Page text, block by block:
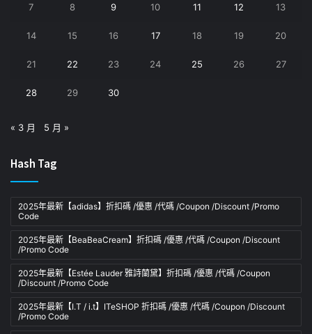
7 8 9 10 11 12 13
14 15 16 17 18 19 20
21 22 23 24 25 26 27
28 29 30
« 3 月 5 月 »
Hash Tag
2025年最新【adidas】折扣碼 /優惠 /代碼 /Coupon /Discount /Promo
Code
2025年最新【BeaBeaCream】折扣碼 /優惠 /代碼 /Coupon /Discount
/Promo Code
2025年最新【Estée Lauder 雅詩蘭黛】折扣碼 /優惠 /代碼 /Coupon
/Discount /Promo Code
2025年最新【I.T / i.t】ITeSHOP 折扣碼 /優惠 /代碼 /Coupon /Discount
/Promo Code